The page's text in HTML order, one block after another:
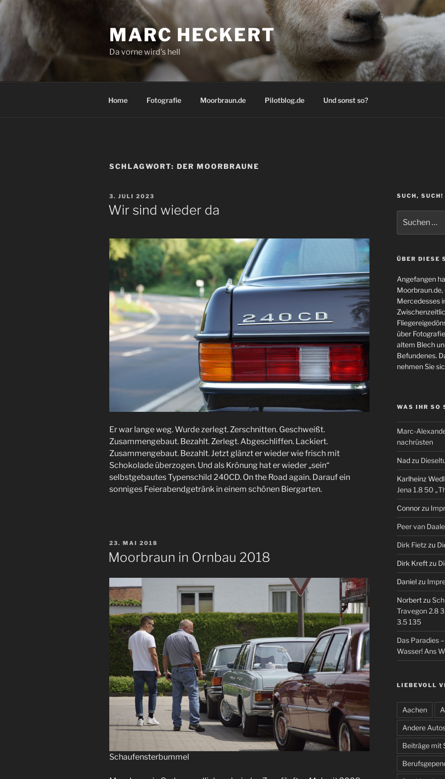
Zum
MARC HECKERT
Da vorne wird's hell
Home Fotografie Moorbraun.de Pilotblog.de Und sonst so?
SCHLAGWORT: DER MOORBRAUNE
VERÖFFENTLICHT
AM
3. JULI 2023
Wir sind wieder da
Er war lange weg. Wurde zerlegt. Zerschnitten. Geschweißt.
Zusammengebaut. Bezahlt. Zerlegt. Abgeschliffen. Lackiert.
Zusammengebaut. Bezahlt. Jetzt glänzt er wieder wie frisch mit
Schokolade überzogen. Und als Krönung hat er wieder „sein“
selbstgebautes Typenschild 240CD. On the Road again. Darauf ein
sonniges Feierabendgetränk in einem schönen Biergarten.
VERÖFFENTLICHT
AM
23. MAI 2018
Moorbraun in Ornbau 2018
Schaufensterbummel
SUCH, SUCH!
nach:
ÜBER DIESE
Angefangen
Mercedesses
über
altem Blech
Befundenes.
nehmen Sie
WAS IHR SO
Marc-
nachrüsten
Nadzu
Karlheinz Wedl
Jena 1.8 50
Connorzu
Peer van
Dirk Fietz zu
Dirk Kreftzu
Danielzu
Norbertzu
Travegon 2.8
3.5 135
Das Paradies
Wasser! Ans
LIEBEVOLL
Aachen
Andere
Beiträge mit